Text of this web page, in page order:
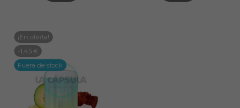
¡En oferta!
-1,45 €
Fuera de stock